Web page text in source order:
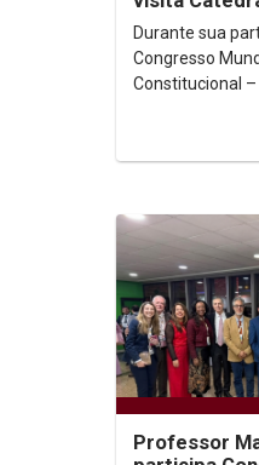
Universidad
Colombia
Durante sua
Congresso
Constitucional
Changing
Bogotá,...
Professor